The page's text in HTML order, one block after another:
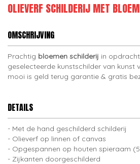
OLIEVERF SCHILDERIJ MET
OMSCHRIJVING
Prachtig bloemen schilderij in
geselecteerde kunstschilder van kunst
mooi is geld terug garantie & gratis
DETAILS
Met de hand geschilderd schilderij
Olieverf op linnen of canvas
Opgespannen op houten spieraam
Zijkanten doorgeschilderd